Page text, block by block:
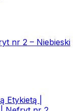
nr 2 – Niebieski
Etykietą |